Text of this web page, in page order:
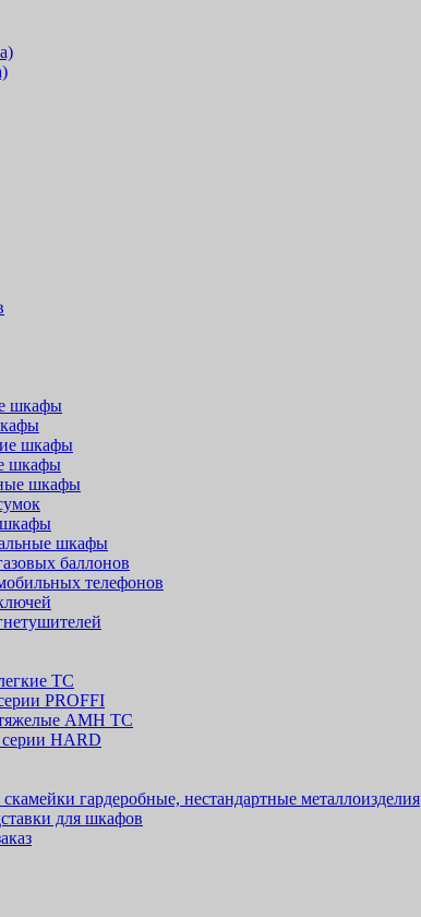
шкафы
шкафы
шкафы
шкафы
шкафы
шкафы
баллонов
телефонов
ТС
PROFFI
AMH TC
HARD
гардеробные, нестандартные металлоизделия
для шкафов